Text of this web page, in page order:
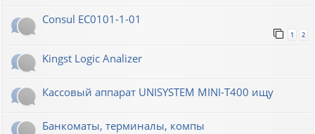
Consul EC0101-1-01
1 2
Kingst Logic Analizer
Кассовый аппарат UNISYSTEM MINI-T400 ищу
Банкоматы, терминалы, компы